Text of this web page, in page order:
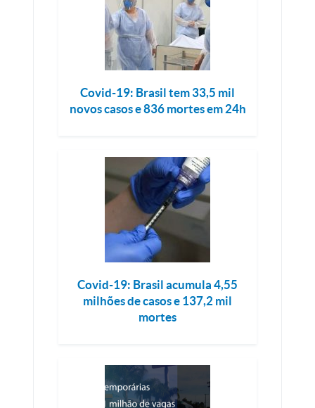
Covid-19: Brasil tem 33,5 mil
novos casos e 836 mortes em 24h
Covid-19: Brasil acumula 4,55
milhões de casos e 137,2 mil
mortes